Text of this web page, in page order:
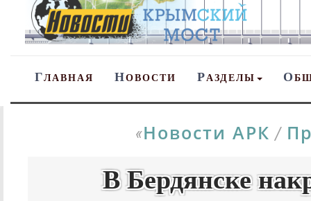
ГЛАВНАЯ НОВОСТИ РАЗДЕЛЫ О
«Новости АРК /
В Бердянске